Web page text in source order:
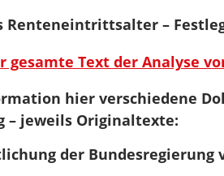
Renteneintrittsalter –
gesamte Text der Analyse
hier verschiedene
– jeweils Originaltexte:
der Bundesregierung